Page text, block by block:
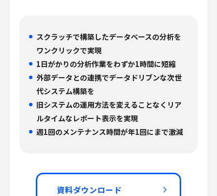
スクラッチで構築したデータベースの分析を
ワンクリックで実現
1日がかりの分析作業をわずか1時間に短縮
外部データとの連携でデータドリブンな次世
代システム構築を
旧システムの運用方法を変えることなくリア
ルタイムなレポート表示を実現
週1回のメンテナンス時間が年1回にまで激減
資料ダウンロード